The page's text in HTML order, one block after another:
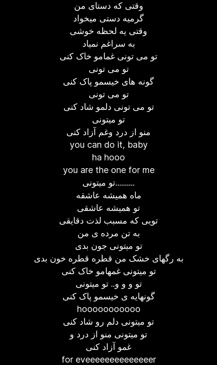
وقتی که دستای من
گرمیه دستی میخواد
وقتی یه لحظه خوشی
به سراغم نمیاد
تو می تونی غمامو خاک کنی
تو می تونی
گونه های خیسمو پاک کنی
تو می تونی
تو می تونی دلمو شاد کنی
تو میتونی
منو از درد وغم آزاد کنی
you can do it, baby
ha hooo
you are the one for me
تو میتونی..........
ماه همیشه عاشقه
تو همیشه عاشقی
تویی که مسبب لذت دقایقی
به تن مرده ی من
تو میتونی جون بدی
به رگهای خشک من قطره قطره خون بدی
تو میتونی غمهامو خاک کنی
تو و و و.. تو میتونی
گونهایه ی خیسمو پاک کنی
hooooooooooo
تو میتونی دلم رو شاد کنی
تو میتونی منو از درد و
غمو آزاد کنی
for eveeeeeeeeeeeeeer